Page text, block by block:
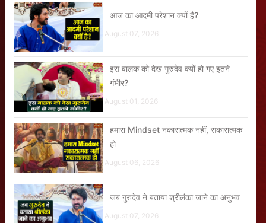
आज का आदमी परेशान क्यों है?
August 07, 2026
इस बालक को देख गुरुदेव क्यों हो गए इतने
गंभीर?
August 01, 2026
हमारा Mindset नकारात्मक नहीं, सकारात्मक
हो
August 06, 2026
जब गुरुदेव ने बताया श्रीलंका जाने का अनुभव
August 07, 2026